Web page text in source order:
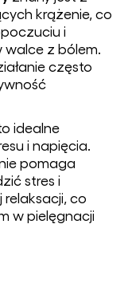
krążenie, co
i
z bólem.
często
idealne
i napięcia.
pomaga
stres i
relaksacji, co
w pielęgnacji